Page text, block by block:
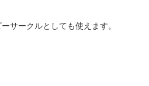
サークルとしても使えます。